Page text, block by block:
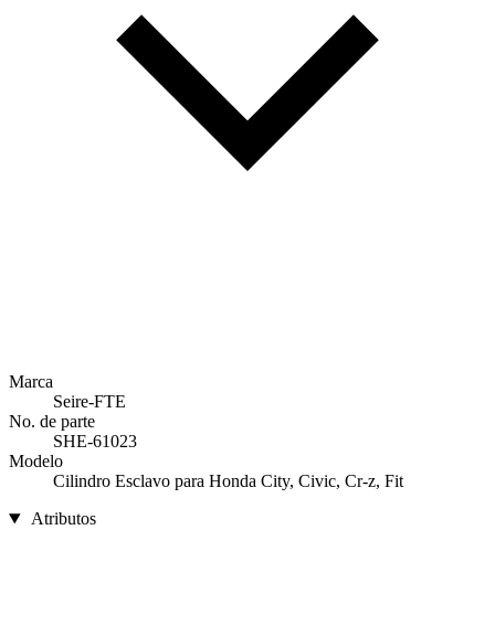
Marca
Seire-FTE
No. de parte
SHE-61023
Modelo
Cilindro Esclavo para Honda City, Civic, Cr-z, Fit
Atributos